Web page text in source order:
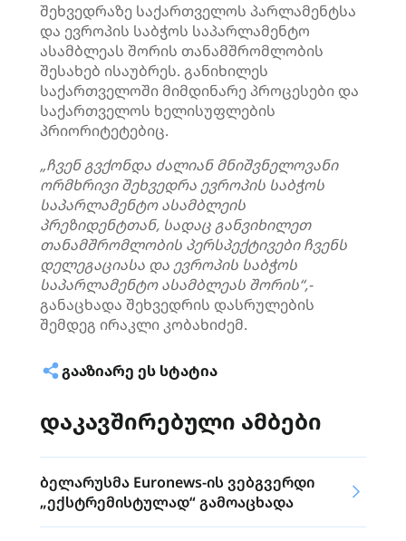
შეხვედრაზე საქართველოს პარლამენტსა
და ევროპის საბჭოს საპარლამენტო
ასამბლეას შორის თანამშრომლობის
შესახებ ისაუბრეს. განიხილეს
საქართველოში მიმდინარე პროცესები და
საქართველოს ხელისუფლების
პრიორიტეტებიც.
„ჩვენ გვქონდა ძალიან მნიშვნელოვანი
ორმხრივი შეხვედრა ევროპის საბჭოს
საპარლამენტო ასამბლეის
პრეზიდენტთან, სადაც განვიხილეთ
თანამშრომლობის პერსპექტივები ჩვენს
დელეგაციასა და ევროპის საბჭოს
საპარლამენტო ასამბლეას შორის“,-
განაცხადა შეხვედრის დასრულების
შემდეგ ირაკლი კობახიძემ.
ᲒᲐᲐᲖᲘᲐᲠᲔ ᲔᲡ ᲡᲢᲐᲢᲘᲐ
დაკავშირებული ამბები
ბელარუსმა Euronews-ის ვებგვერდი
„ექსტრემისტულად“ გამოაცხადა